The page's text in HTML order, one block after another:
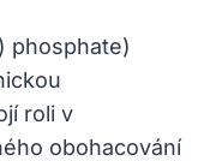
phosphate)
roli v
obohacování